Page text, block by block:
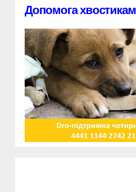
Допомога хвостикам